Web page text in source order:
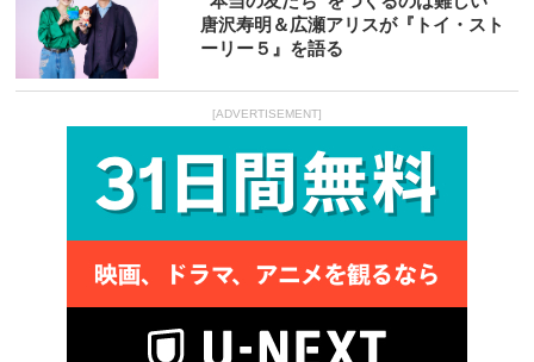
唐沢寿明＆広瀬アリスが『トイ・スト
ーリー５』を語る
[ADVERTISEMENT]